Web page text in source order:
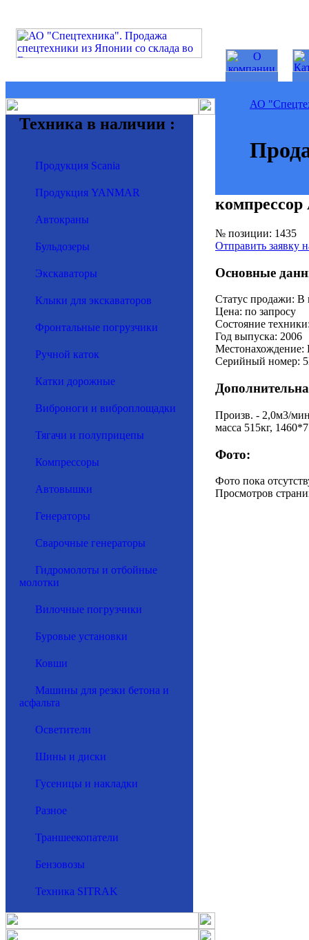
Техника в наличии :
Продукция Scania
Продукция YANMAR
Автокраны
Бульдозеры
Экскаваторы
Клыки для экскаваторов
Фронтальные погрузчики
Ручной каток
Катки дорожные
Виброноги и виброплощадки
Тягачи и полуприцепы
Компрессоры
Автовышки
Генераторы
Сварочные генераторы
Гидромолоты и отбойные
молотки
Вилочные погрузчики
Буровые установки
Ковши
Машины для резки бетона и
асфальта
Осветители
Шины и диски
Гусеницы и накладки
Разное
Траншеекопатели
Бензовозы
Техника SITRAK
АО
компрессор
№ позиции: 1435
Отправить заявку
Основные
Статус продажи: В
Цена: по запросу
Состояние
Год выпуска: 2006
Местонахождение:
Серийный номер:
Произв. - 2,0м3/
масса 515кг,
Фото:
Фото пока
Просмотров